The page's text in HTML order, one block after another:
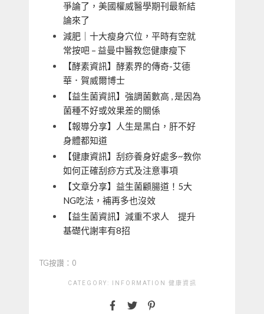
爭論了，美國權威醫學期刊最新結
論來了
減肥｜十大瘦身穴位，平時有空就
常按吧 – 益曼中醫教您健康瘦下
【酵素資訊】酵素界的傳奇-艾德
華．賀威爾博士
【益生菌資訊】強調菌數高 , 是因為
菌種不好或效果差的關係
【報導分享】人生是黑白，肝不好
身體都知道
【健康資訊】刮痧養身好處多~教你
如何正確刮痧方式及注意事項
【文章分享】益生菌顧腸道！5大
NG吃法，補再多也沒效
【益生菌資訊】減重不求人 提升
基礎代謝率有8招
TG按讚：0
CATEGORY: INFORMATION 健康資訊